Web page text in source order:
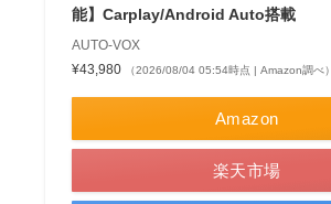
能】Carplay/Android Auto搭載
AUTO-VOX
¥43,980
（2026/08/04 05:54時点 | Amazon調べ）
Amazon
楽天市場